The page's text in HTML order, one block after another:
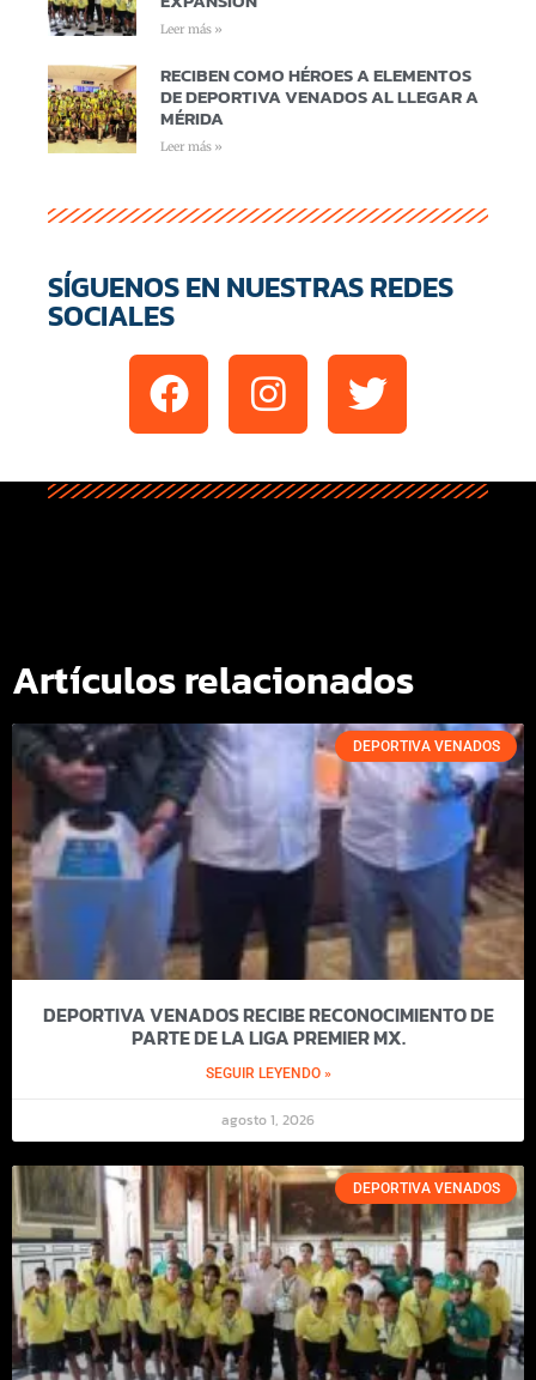
Leer más »
RECIBEN COMO HÉROES A ELEMENTOS
DE DEPORTIVA VENADOS AL LLEGAR A
MÉRIDA
Leer más »
SÍGUENOS EN NUESTRAS REDES
SOCIALES
Artículos relacionados
DEPORTIVA VENADOS
DEPORTIVA VENADOS RECIBE RECONOCIMIENTO DE
PARTE DE LA LIGA PREMIER MX.
SEGUIR LEYENDO »
agosto 1, 2026
DEPORTIVA VENADOS